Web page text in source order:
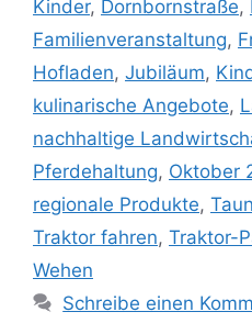
Kinder, Dornbornstraße,
Familienveranstaltung,
Hofladen, Jubiläum,
kulinarische Angebote,
nachhaltige
Pferdehaltung, Oktober
regionale Produkte,
Traktor fahren, Traktor-
Wehen
Schreibe einen